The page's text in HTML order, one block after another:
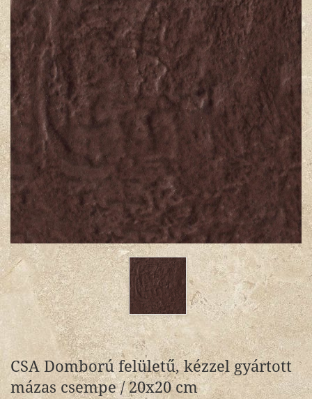
CSA Domború felületű, kézzel gyártott
mázas csempe / 20x20 cm